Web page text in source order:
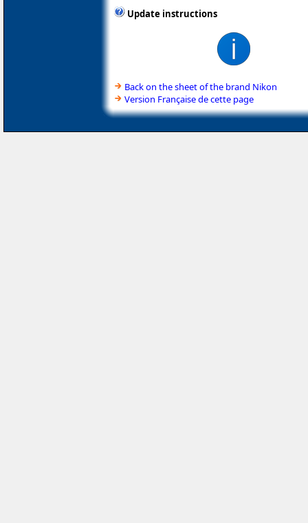
Update instructions
Back on the sheet of the brand Nikon
Version Française de cette page